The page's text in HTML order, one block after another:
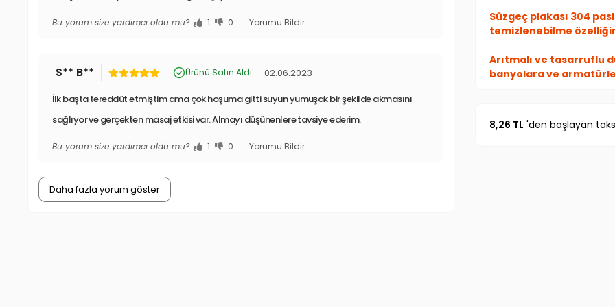
Bu yorum size yardımcı oldu mu? 1 0 Yorumu Bildir
S** B** Ürünü Satın Aldı 02.06.2023
İlk başta tereddüt etmiştim ama çok hoşuma gitti suyun yumuşak bir şekilde akmasını
sağlıyor ve gerçekten masaj etkisi var. Almayı düşünenlere tavsiye ederim.
Bu yorum size yardımcı oldu mu? 1 0 Yorumu Bildir
Daha fazla yorum göster
Süzgeç plakası 304
temizlenebilme
Arıtmalı ve tasarruflu
banyolara ve
%50 Tasarruf
8,26 TL 'den başlayan